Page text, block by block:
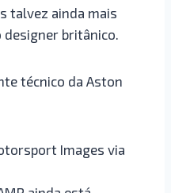
talvez ainda mais
designer britânico.
técnico da Aston
Images via